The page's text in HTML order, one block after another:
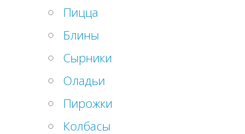
Пицца
Блины
Сырники
Оладьи
Пирожки
Колбасы